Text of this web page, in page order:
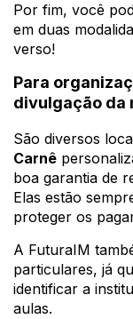
Por fim, você
em duas
verso!
Para
divulgação da
São diversos
Carnê
boa garantia de
Elas estão
proteger os
A FuturaIM
particulares, já
identificar a
aulas.